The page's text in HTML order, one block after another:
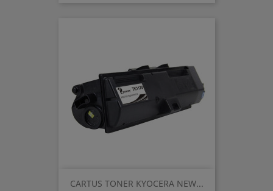
CARTUS TONER KYOCERA NEW...